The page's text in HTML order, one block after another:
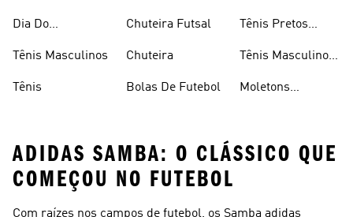
Dia Do
Tênis Masculinos
Tênis
Chuteira Futsal
Chuteira
Bolas De Futebol
Tênis Pretos
Tênis Masculino
Moletons
ADIDAS SAMBA: O CLÁSSICO QUE
COMEÇOU NO FUTEBOL
Com raízes nos campos de futebol, os Samba adidas